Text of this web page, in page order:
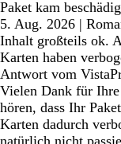
Paket kam
5. Aug. 2026 |
Inhalt großteils ok.
Karten haben
Antwort vom
Vielen Dank für
hören, dass Ihr
Karten dadurch
natürlich nicht